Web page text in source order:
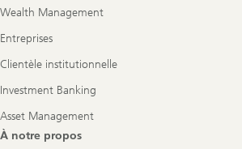
Wealth Management
Entreprises
Clientèle institutionnelle
Investment Banking
Asset Management
À notre propos